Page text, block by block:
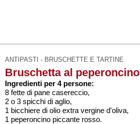
ANTIPASTI - BRUSCHETTE E TARTINE
Bruschetta al peperoncino
Ingredienti per 4 persone:
8 fette di pane casereccio,
2 o 3 spicchi di aglio,
1 bicchiere di olio extra vergine d'oliva,
1 peperoncino piccante rosso.